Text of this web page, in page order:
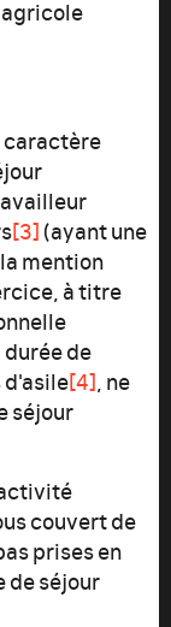
caractère
[3](ayant une
mention
à titre
de
[4] , ne
séjour
couvert de
prises en
de séjour